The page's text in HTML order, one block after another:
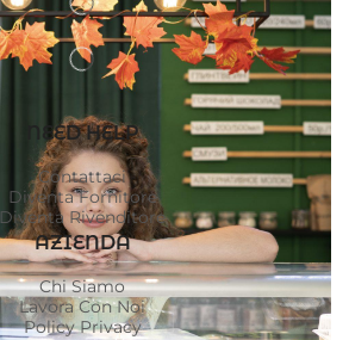
NEED HELP
Contattaci
Diventa Fornitore
Diventa Rivenditore
AZIENDA
Chi Siamo
Lavora Con Noi
Policy Privacy